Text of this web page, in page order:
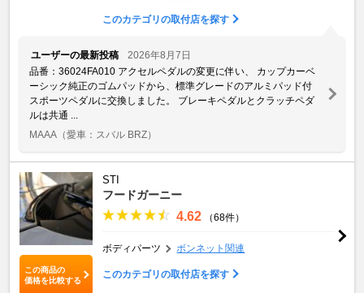
このカテゴリの取付店を探す
ユーザーの最新投稿
2026年8月7日
品番：36024FA010 アクセルペダルの変更に伴い、 カップカーベ
ーシック純正のゴムパッドから、標準グレードのアルミパッド付
スポーツペダルに交換しました。 ブレーキペダルとクラッチペダ
ルは共通 ...
MAAA （愛車：スバル BRZ）
この商品の
価格を比較する
STI
フードガーニー
4.62 （68件）
ボディパーツ ボンネット関連
このカテゴリの取付店を探す